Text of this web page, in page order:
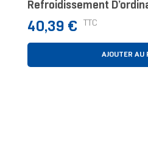
Refroidissement
Ventilateur 12 Cm
Prix
40,39 € TTC
AJOUTER AU